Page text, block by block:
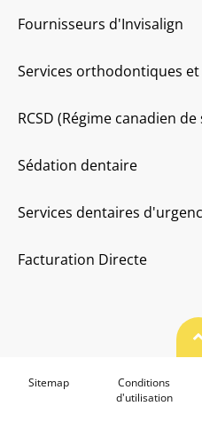
Fournisseurs d'Invisalign
Services orthodontiques
RCSD (Régime canadien
Sédation dentaire
Services dentaires
Facturation Directe
Sitemap
Conditions
d'utilisation